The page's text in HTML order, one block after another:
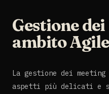
Gestione
ambito Agile
La gestione dei
aspetti più delicati e